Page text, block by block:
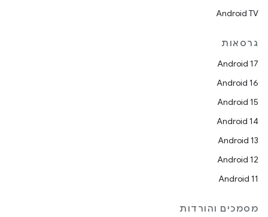
Android TV
גרסאות
Android 17
Android 16
Android 15
Android 14
Android 13
Android 12
Android 11
מסמכים והורדות